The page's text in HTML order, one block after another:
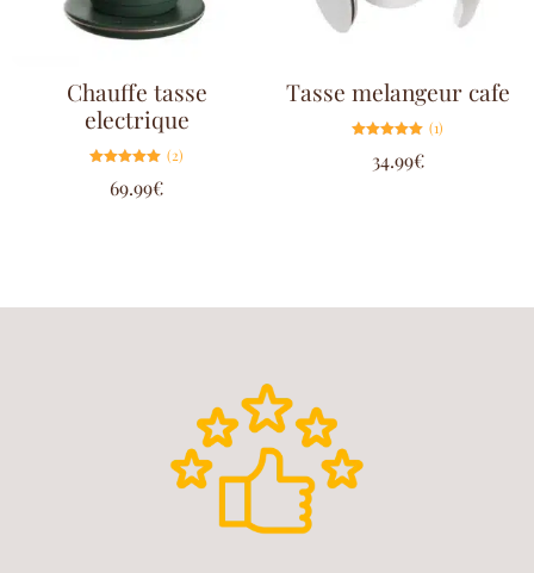
Chauffe tasse
electrique
5.00
sur 5
(2)
69.99€
Tasse melangeur cafe
5.00
sur 5
(1)
34.99€